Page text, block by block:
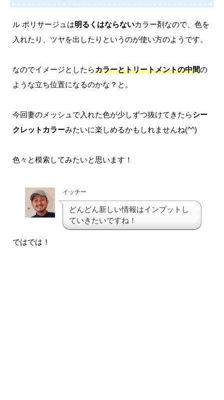
ル ポリサージュは明るくはならないカラー剤なので、色を
入れたり、ツヤを出したりというのが使い方のようです。
なのでイメージとしたらカラーとトリートメントの中間の
ような立ち位置になるのかな？と。
今回妻のメッシュで入れた色が少しずつ抜けてきたらシー
クレットカラーみたいに楽しめるかもしれませんね(^^)
色々と模索してみたいと思います！
イッチー
どんどん新しい情報はインプットし
ていきたいですね！
ではでは！